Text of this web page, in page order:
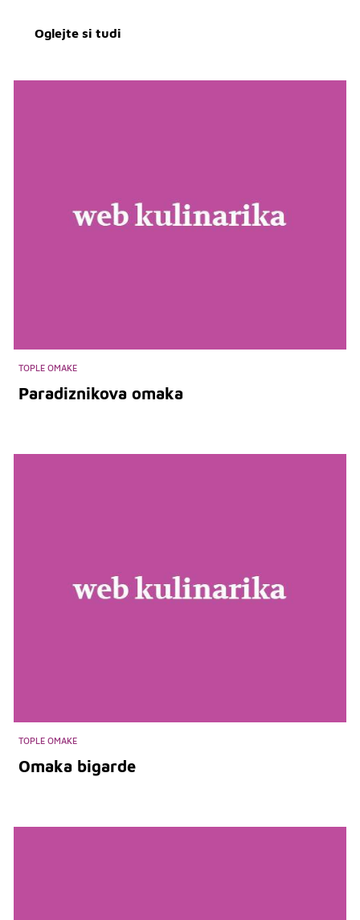
Oglejte si tudi
TOPLE OMAKE
Paradiznikova omaka
TOPLE OMAKE
Omaka bigarde